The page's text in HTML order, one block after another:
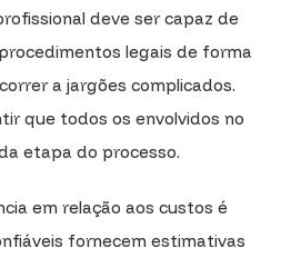
deve ser capaz de
legais de forma
a jargões complicados.
que todos os envolvidos no
etapa do processo.
em relação aos custos é
fornecem estimativas